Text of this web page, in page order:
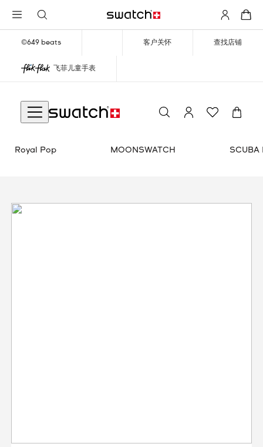
查找店铺
©649 beats 客户关怀
飞菲儿童手表
Royal Pop MOONSWATCH SCUBA